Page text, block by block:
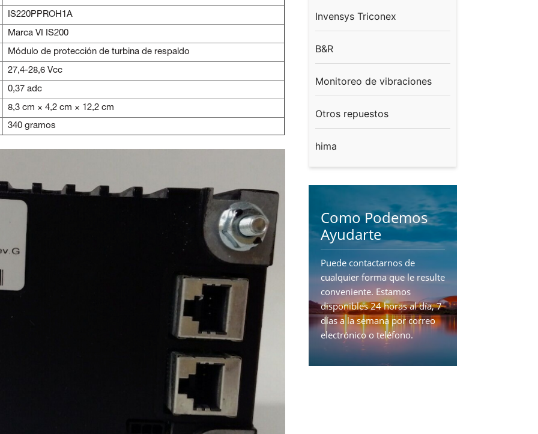
Invensys Triconex
B&R
Monitoreo de vibraciones
Otros repuestos
hima
Como Podemos
Ayudarte
Puede contactarnos de
cualquier forma que le resulte
conveniente. Estamos
disponibles 24 horas al día, 7
días a la semana por correo
electrónico o teléfono.
IS220PPROH1A
Marca VI IS200
Módulo de protección de turbina de respaldo
27,4-28,6 Vcc
0,37 adc
8,3 cm × 4,2 cm × 12,2 cm
340 gramos